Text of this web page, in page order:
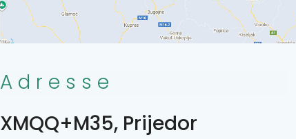
Adresse
XMQQ+M35, Prijedor